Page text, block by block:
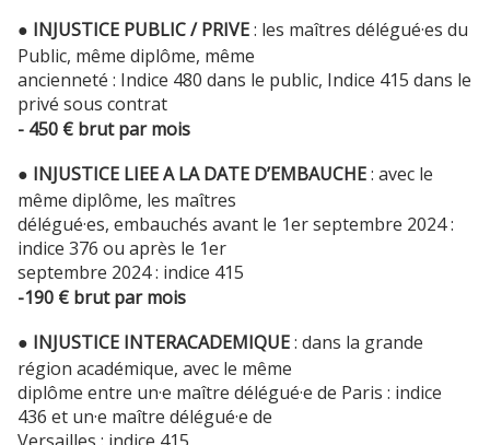
● INJUSTICE PUBLIC / PRIVE: les maîtres délégué·es du
Public, même diplôme, même
ancienneté : Indice 480 dans le public, Indice 415 dans le
privé sous contrat
- 450 € brut par mois
● INJUSTICE LIEE A LA DATE D’EMBAUCHE: avec le
même diplôme, les maîtres
délégué·es, embauchés avant le 1er septembre 2024 :
indice 376 ou après le 1er
septembre 2024 : indice 415
-190 € brut par mois
● INJUSTICE INTERACADEMIQUE: dans la grande
région académique, avec le même
diplôme entre un·e maître délégué·e de Paris : indice
436 et un·e maître délégué·e de
Versailles : indice 415